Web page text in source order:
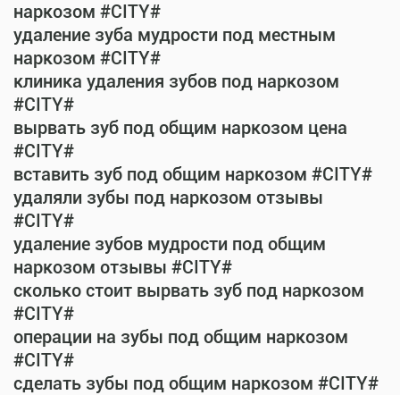
наркозом #CITY#
удаление зуба мудрости под местным
наркозом #CITY#
клиника удаления зубов под наркозом
#CITY#
вырвать зуб под общим наркозом цена
#CITY#
вставить зуб под общим наркозом #CITY#
удаляли зубы под наркозом отзывы
#CITY#
удаление зубов мудрости под общим
наркозом отзывы #CITY#
сколько стоит вырвать зуб под наркозом
#CITY#
операции на зубы под общим наркозом
#CITY#
сделать зубы под общим наркозом #CITY#